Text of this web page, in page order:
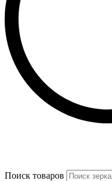
Поиск товаров